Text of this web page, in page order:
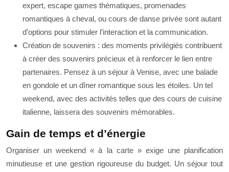
expert, escape games thématiques, promenades
romantiques à cheval, ou cours de danse privée sont autant
d’options pour stimuler l’interaction et la communication.
Création de souvenirs : des moments privilégiés contribuent
à créer des souvenirs précieux et à renforcer le lien entre
partenaires. Pensez à un séjour à Venise, avec une balade
en gondole et un dîner romantique sous les étoiles. Un tel
weekend, avec des activités telles que des cours de cuisine
italienne, laissera des souvenirs mémorables.
Gain de temps et d’énergie
Organiser un weekend « à la carte » exige une planification
minutieuse et une gestion rigoureuse du budget. Un séjour tout